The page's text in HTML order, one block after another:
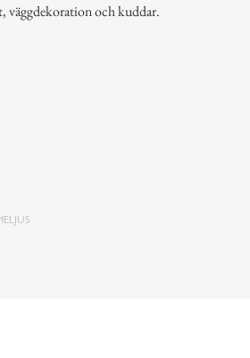
väggdekoration och kuddar.